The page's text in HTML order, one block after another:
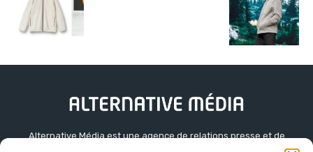
Alternative Média est une agence de relations presse et de
relations publiques basée à Grenoble. Depuis 1995, elle conçoit et